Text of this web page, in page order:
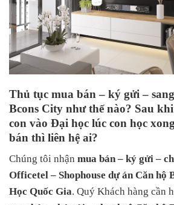
Thủ tục mua bán – ký gửi –
Bcons City như thế nào? Sau
con vào Đại học lúc con học
bán thì liên hệ ai?
Chúng tôi nhận mua bán – ký gửi –
Officetel – Shophouse dự án Căn hộ
Học Quốc Gia. Quý Khách hàng cần